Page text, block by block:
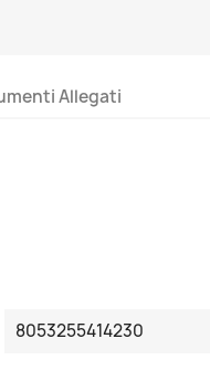
Allegati
8053255414230